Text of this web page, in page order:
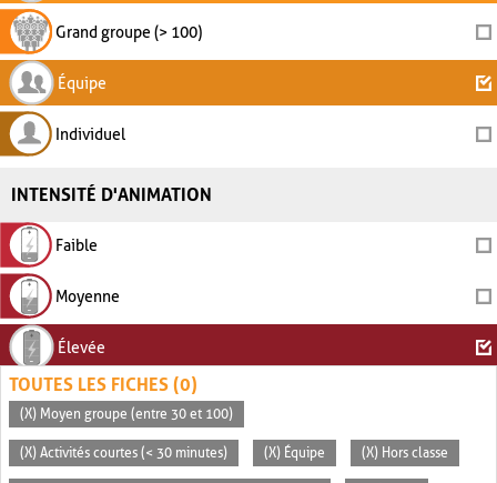
Grand groupe (> 100)
Équipe
Individuel
INTENSITÉ D'ANIMATION
Faible
Moyenne
Élevée
TOUTES LES FICHES (0)
(X) Moyen groupe (entre 30 et 100)
(X) Activités courtes (< 30 minutes) (X) Équipe (X) Hors classe